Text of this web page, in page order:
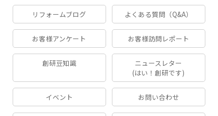
リフォームブログ よくある質問（Q&A）
お客様アンケート お客様訪問レポート
創研豆知識
ニュースレター
(はい！創研です)
イベント お問い合わせ